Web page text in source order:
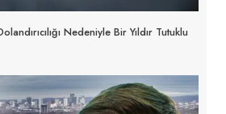
Nedeniyle Bir Yıldır Tutuklu